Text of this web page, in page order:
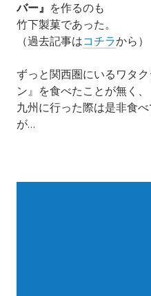
バー』 を作るのも
竹下製菓であった。
（過去記事はコチラから）
ずっと関西圏にいるワタク
ン』を食べたことが無く、
九州に行った際は是非食
が…